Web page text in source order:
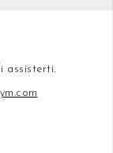
assisterti.